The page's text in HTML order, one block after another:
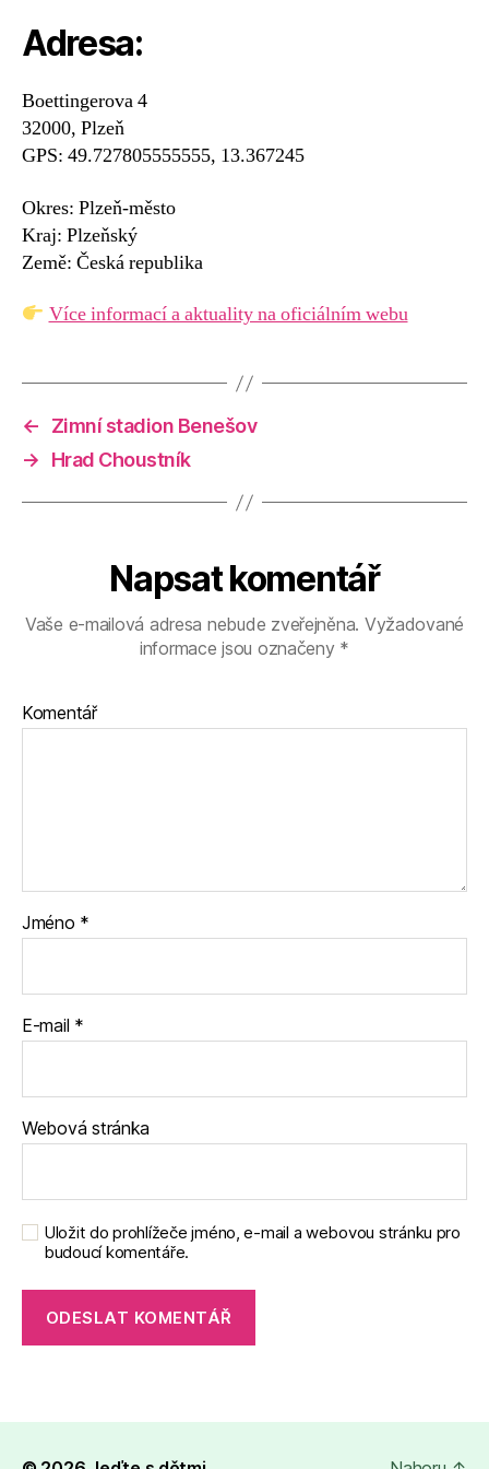
Adresa:
Boettingerova 4
32000, Plzeň
GPS: 49.727805555555, 13.367245
Okres: Plzeň-město
Kraj: Plzeňský
Země: Česká republika
Více informací a aktuality na oficiálním webu
←
Zimní stadion Benešov
→
Hrad Choustník
Napsat komentář
Vaše e-mailová adresa nebude zveřejněna. Vyžadované
informace jsou označeny *
Komentář
Jméno *
E-mail *
Webová stránka
Uložit do prohlížeče jméno, e-mail a webovou stránku pro
budoucí komentáře.